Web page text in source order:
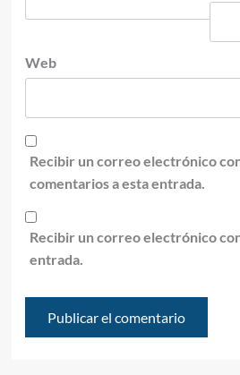
Web
Recibir un correo electrónico
comentarios a esta entrada.
Recibir un correo electrónico
entrada.